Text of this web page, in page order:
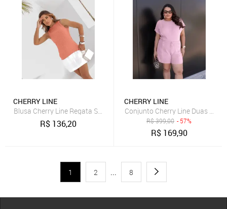
CHERRY LINE
Blusa Cherry Line Regata Sem Manga Textura Tricot Gola Redonda
R$ 136,20
CHERRY LINE
Conjunto Cherry Line Duas
R$399,00 - 57%
R$ 169,90
1 2 ... 8